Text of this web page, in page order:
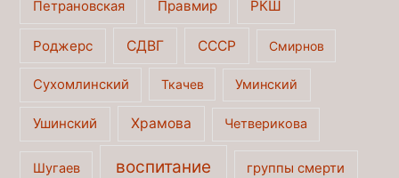
Петрановская Правмир РКШ
Роджерс СДВГ СССР Смирнов
Сухомлинский Ткачев Уминский
Ушинский Храмова Четверикова
Шугаев воспитание группы смерти